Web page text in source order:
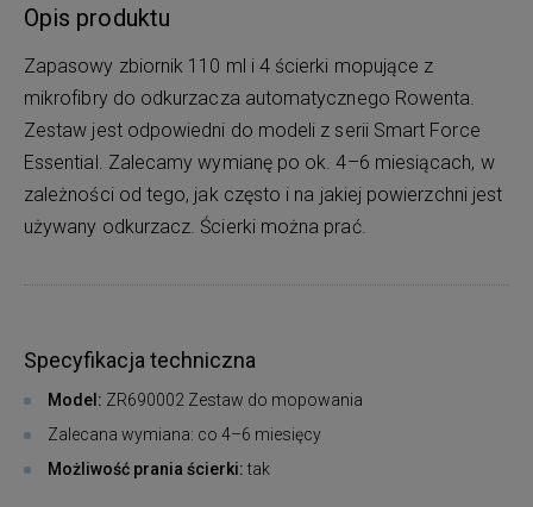
Opis produktu
Zapasowy zbiornik 110 ml i 4 ścierki mopujące z
mikrofibry do odkurzacza automatycznego Rowenta.
Zestaw jest odpowiedni do modeli z serii Smart Force
Essential. Zalecamy wymianę po ok. 4–6 miesiącach, w
zależności od tego, jak często i na jakiej powierzchni jest
używany odkurzacz. Ścierki można prać.
Specyfikacja techniczna
Model: ZR690002 Zestaw do mopowania
Zalecana wymiana: co 4–6 miesięcy
Możliwość prania ścierki:tak